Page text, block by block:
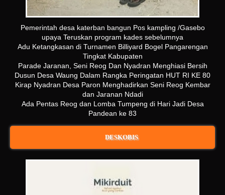
Pemerintah desa katerban bangun Pos kampling /Gasebo
upaya Teruskan program kades sebelumnya
Adu Ketangkasan di Turnamen Billiyard Bogel Pangarengan
Tingkat Kabupaten
Parade Jaranan, Seni Reog Dan Nyadran Menghiasi Bersih
Dusun Desa Waung Dalam Rangka Peringatan HUT RI KE 80
Kirap Nyadran Desa Paron Menghadirkan Seni Reog Kembar
dan Jaranan Ndadi
Ada Pentas Reog dan Lomba Tumpeng di Hari Jadi Desa
Pandean ke 83
DESKOBIS